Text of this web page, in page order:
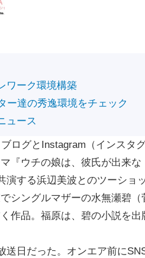
ワーク環境構築
ー達の秀逸環境をチェック
ュース
ログとInstagram（インスタ
『ウチの娘は、彼氏が出来な
演する浜辺美波とのツーショ
シングルマザーの水無瀬碧（
作品。福原は、碧の小説を
日だった。オンエア前に